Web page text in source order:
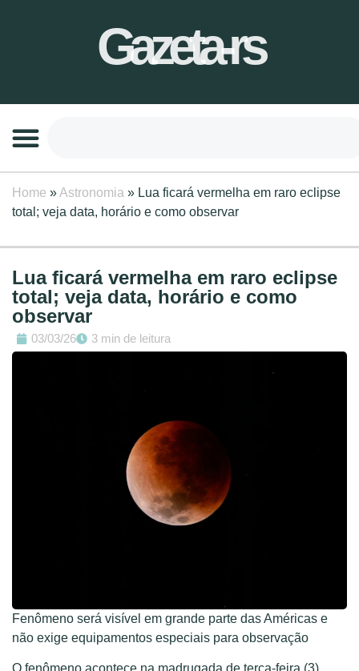
Gazeta-rs
Home »Astronomia » Lua ficará vermelha em raro eclipse
total; veja data, horário e como observar
Lua ficará vermelha em raro eclipse
total; veja data, horário e como
observar
03/03/26 3 min de leitura
Fenômeno será visível em grande parte das Américas e
não exige equipamentos especiais para observação